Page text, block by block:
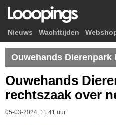
Nieuws Wachttijden
Ouwehands Dierenpark
Ouwehands
rechtszaak over
05-03-2024, 11.41 uur